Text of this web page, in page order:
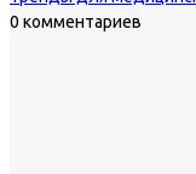
0 комментариев